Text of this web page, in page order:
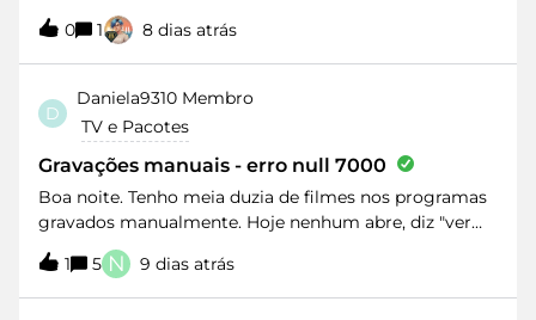
0
1 8 dias atrás
D
Daniela9310 Membro
TV e Pacotes
Gravações manuais - erro null 7000
Boa noite. Tenho meia duzia de filmes nos programas
gravados manualmente. Hoje nenhum abre, diz "ver
quarta-feira" e quando abrimos diz jull erro 7000. Mas
afinal, pago para quê?
1 5 N 9 dias atrás